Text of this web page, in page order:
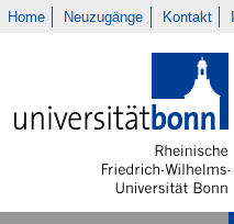
Home Neuzugänge Kontakt